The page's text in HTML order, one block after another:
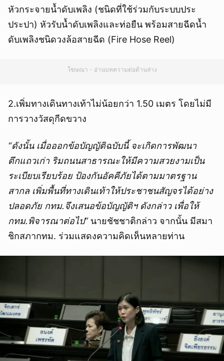
หัวกระจายน้ำดับเพลิง (ชนิดที่ใช้ร่วมกับระบบประ
ประปา) หัวรับน้ำดับเพลิงและท่อยืน พร้อมสายฉีดน้ำ
ดับเพลิงชนิดวงล้อสายฉีด (Fire Hose Reel)
โฆษณา - อ่านบทความต่อด้านล่าง
2.เพิ่มทางเดินทางเท้าไม่น้อยกว่า 1.50 เมตร โดยไม่มี
การวางวัสดุกีดขวาง
“ดังนั้น เมื่อออกข้อบัญญัติฉบับนี้ จะเกิดการพัฒนา
ตึกแถวเก่า ริมถนนสาธารณะให้มีความสวยงามเป็น
ระเบียบเรียบร้อย ป้องกันอัคคีภัยได้ตามมาตรฐาน
สากล เพิ่มพื้นที่ทางเดินเท้าให้ประชาชนสัญจรได้อย่าง
ปลอดภัย กทม.จึงเสนอข้อบัญญัติฯ ดังกล่าว เพื่อให้
กทม.พิจารณาต่อไป”นายชัชชาติกล่าว จากนั้น มีสมา
ชิกสภากทม. ร่วมแสดงความคิดเห็นหลายท่าน